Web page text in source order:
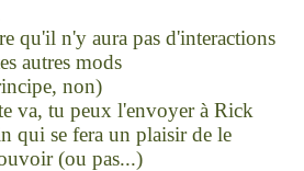
qu'il n'y aura pas d'interactions
autres mods
non)
va, tu peux l'envoyer à Rick
qui se fera un plaisir de le
(ou pas...)